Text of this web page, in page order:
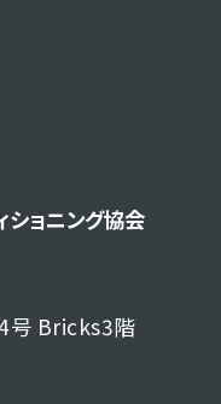
ョニング協会
号 Bricks3階